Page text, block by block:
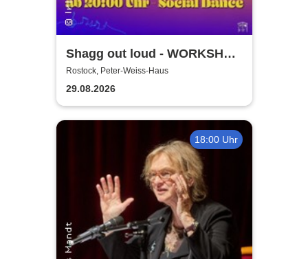
Shagg out loud - WORKSHOP
+ Social Dance | Peter Weiss
Haus Rostock
Rostock, Peter-Weiss-Haus
29.08.2026
18:00 Uhr